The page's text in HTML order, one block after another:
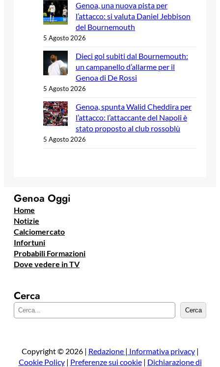
Genoa, una nuova pista per
l’attacco: si valuta Daniel Jebbison
del Bournemouth
5 Agosto 2026
Dieci gol subiti dal Bournemouth:
un campanello d’allarme per il
Genoa di De Rossi
5 Agosto 2026
Genoa, spunta Walid Cheddira per
l’attacco: l’attaccante del Napoli è
stato proposto al club rossoblù
5 Agosto 2026
Genoa Oggi
Home
Notizie
Calciomercato
Infortuni
Probabili Formazioni
Dove vedere in TV
Cerca
e
a
Cerca
Copyright © 2026 | Redazione | Informativa privacy|
Cookie Policy| Preferenze sui cookie| Dichiarazione di